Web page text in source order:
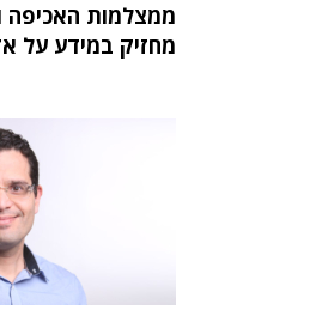
ממצלמות האכיפה
מחזיק במידע על